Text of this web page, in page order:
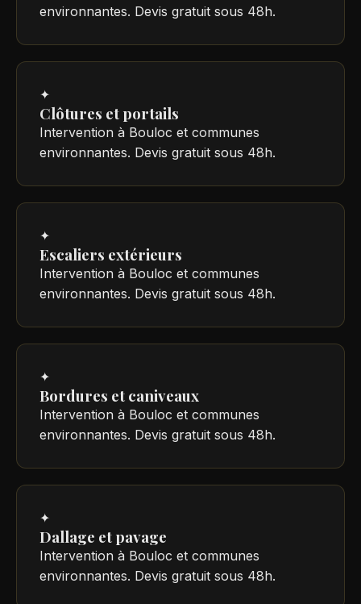
environnantes. Devis gratuit sous 48h.
✦
Clôtures et portails
Intervention à Bouloc et communes
environnantes. Devis gratuit sous 48h.
✦
Escaliers extérieurs
Intervention à Bouloc et communes
environnantes. Devis gratuit sous 48h.
✦
Bordures et caniveaux
Intervention à Bouloc et communes
environnantes. Devis gratuit sous 48h.
✦
Dallage et pavage
Intervention à Bouloc et communes
environnantes. Devis gratuit sous 48h.